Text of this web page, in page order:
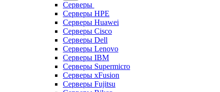
Серверы
Серверы HPE
Серверы Huawei
Серверы Cisco
Серверы Dell
Серверы Lenovo
Серверы IBM
Серверы Supermicro
Серверы xFusion
Серверы Fujitsu